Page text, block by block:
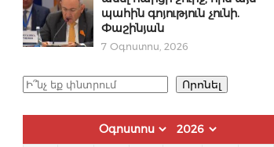
պահին գոյություն չունի.
Փաշինյան
7 Օգոստոս, 2026
Որոնել Որոնել